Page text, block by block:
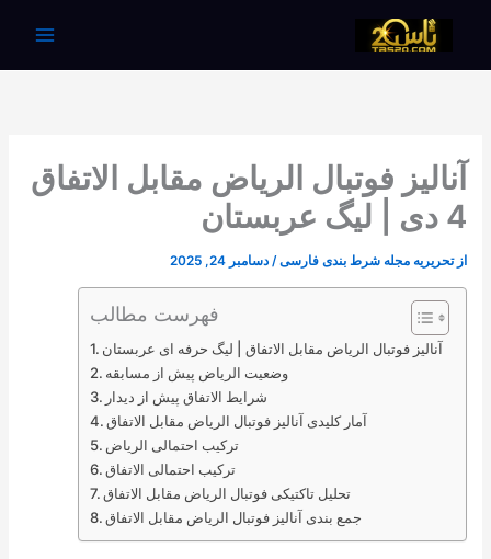
آنالیز فوتبال الریاض مقابل الاتفاق
4 دی | لیگ عربستان
از تحریریه مجله شرط بندی فارسی/دسامبر 24, 2025
فهرست مطالب
آنالیز فوتبال الریاض مقابل الاتفاق | لیگ حرفه ای عربستان
وضعیت الریاض پیش از مسابقه
شرایط الاتفاق پیش از دیدار
آمار کلیدی آنالیز فوتبال الریاض مقابل الاتفاق
ترکیب احتمالی الریاض
ترکیب احتمالی الاتفاق
تحلیل تاکتیکی فوتبال الریاض مقابل الاتفاق
جمع بندی آنالیز فوتبال الریاض مقابل الاتفاق